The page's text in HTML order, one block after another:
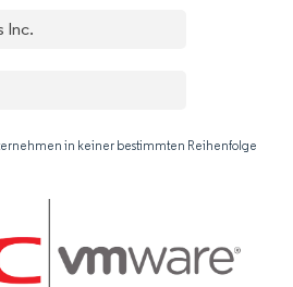
Inc.
in keiner bestimmten Reihenfolge